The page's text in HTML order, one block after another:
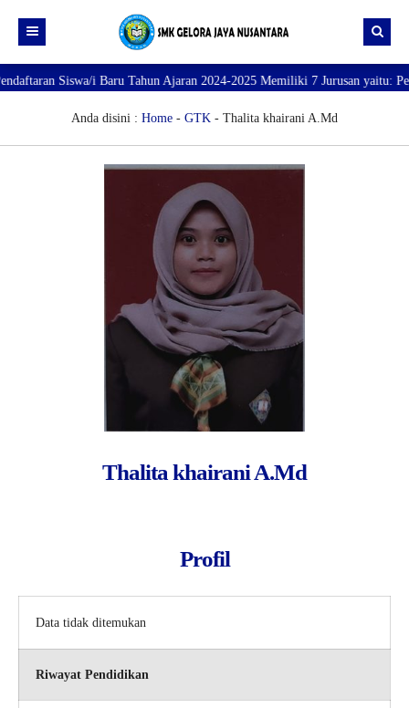
Beranda
PROFILE SEKOLAH
SARANA PRASARANA
Direktori
Siswa/i Baru Tahun Ajaran 2024-2025 Memiliki 7 Jurusan yaitu:
Anda disini : Home - GTK - Thalita khairani A.Md
Thalita khairani A.Md
Profil
Data tidak ditemukan
Riwayat Pendidikan